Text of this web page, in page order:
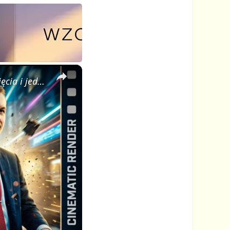
×
AI Video Generator: stwórz profesjonalne kinowe wideo z jednego zdjęcia i jednego promptu